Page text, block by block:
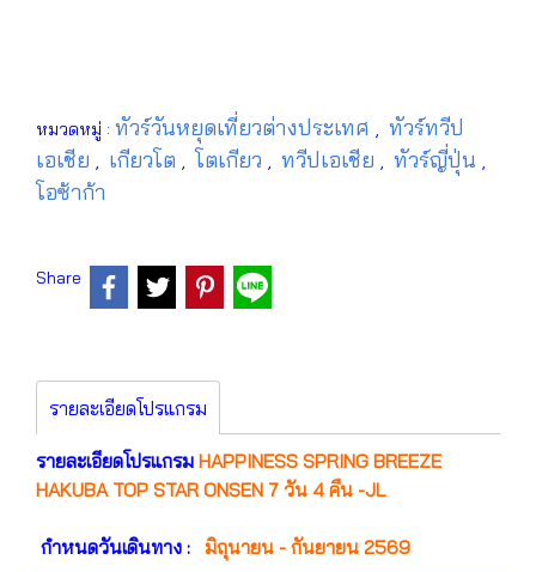
หมวดหมู่ : ทัวร์วันหยุดเที่ยวต่างประเทศ , ทัวร์ทวีป
เอเชีย , เกียวโต , โตเกียว , ทวีปเอเชีย , ทัวร์ญี่ปุ่น ,
โอซ้าก้า
Share
รายละเอียดโปรแกรม
รายละเอียดโปรแกรม HAPPINESS SPRING BREEZE
HAKUBA TOP STAR ONSEN 7 วัน 4 คืน -JL
กำหนดวันเดินทาง : มิถุนายน - กันยายน 2569